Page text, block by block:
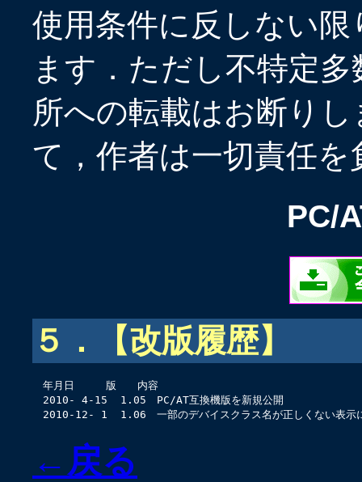
使用条件に反しない
ます．ただし不特定
所への転載はお断り
て，作者は一切責任
PC/
５．【改版履歴】
年月日　　　版　　内容
2010- 4-15  1.05　PC/AT互換機版を新規公開
←戻る